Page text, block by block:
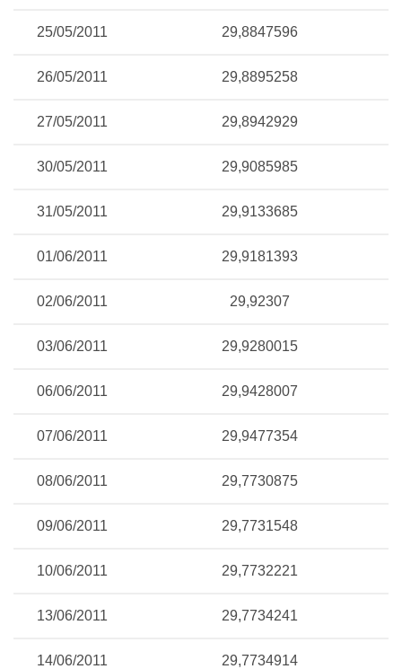
25/05/2011 29,8847596
26/05/2011 29,8895258
27/05/2011 29,8942929
30/05/2011 29,9085985
31/05/2011 29,9133685
01/06/2011 29,9181393
02/06/2011 29,92307
03/06/2011 29,9280015
06/06/2011 29,9428007
07/06/2011 29,9477354
08/06/2011 29,7730875
09/06/2011 29,7731548
10/06/2011 29,7732221
13/06/2011 29,7734241
14/06/2011 29,7734914